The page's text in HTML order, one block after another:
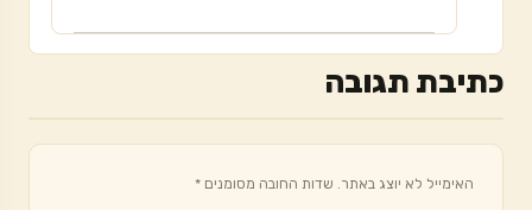
כתיבת תגובה
האימייל לא יוצג באתר. שדות החובה מסומנים *